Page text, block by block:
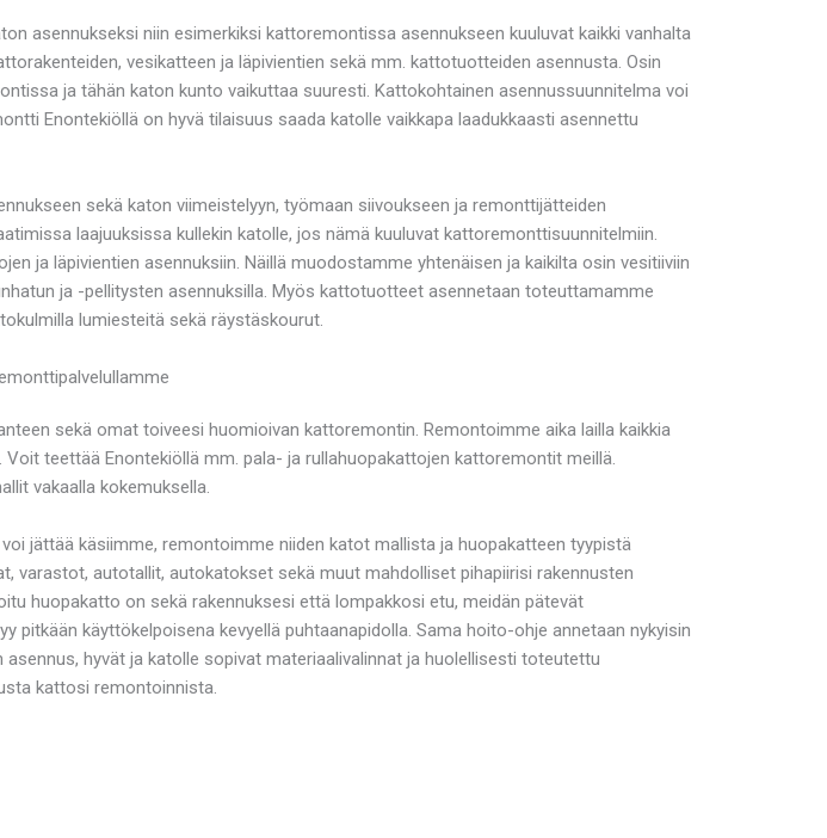
asennukseksi niin esimerkiksi kattoremontissa asennukseen kuuluvat kaikki vanhalta
vesikatteen ja läpivientien sekä mm. kattotuotteiden asennusta. Osin
ja tähän katon kunto vaikuttaa suuresti. Kattokohtainen asennussuunnitelma voi
Enontekiöllä on hyvä tilaisuus saada katolle vaikkapa laadukkaasti asennettu
sekä katon viimeistelyyn, työmaan siivoukseen ja remonttijätteiden
laajuuksissa kullekin katolle, jos nämä kuuluvat kattoremonttisuunnitelmiin.
ja läpivientien asennuksiin. Näillä muodostamme yhtenäisen ja kaikilta osin vesitiiviin
ja -pellitysten asennuksilla. Myös kattotuotteet asennetaan toteuttamamme
lumiesteitä sekä räystäskourut.
sekä omat toiveesi huomioivan kattoremontin. Remontoimme aika lailla kaikkia
teettää Enontekiöllä mm. pala- ja rullahuopakattojen kattoremontit meillä.
vakaalla kokemuksella.
jättää käsiimme, remontoimme niiden katot mallista ja huopakatteen tyypistä
varastot, autotallit, autokatokset sekä muut mahdolliset pihapiirisi rakennusten
huopakatto on sekä rakennuksesi että lompakkosi etu, meidän pätevät
käyttökelpoisena kevyellä puhtaanapidolla. Sama hoito-ohje annetaan nykyisin
hyvät ja katolle sopivat materiaalivalinnat ja huolellisesti toteutettu
kattosi remontoinnista.